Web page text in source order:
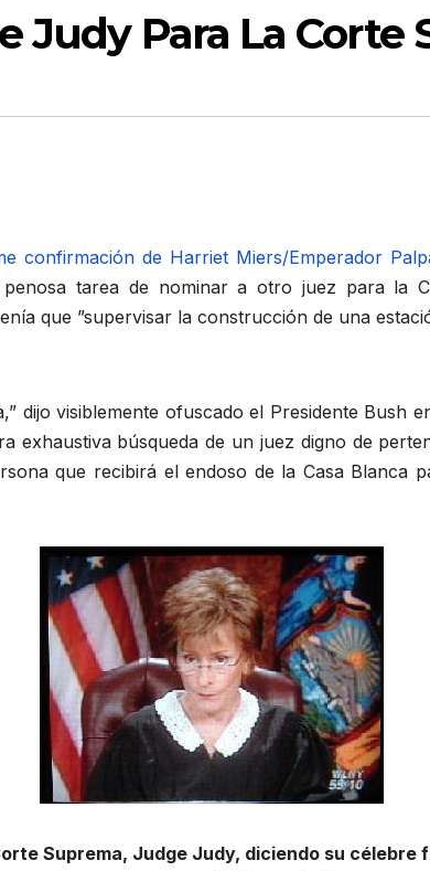
Judy Para La Corte
confirmación de Harriet Miers/Emperador
tarea de nominar a otro juez para la
que ”supervisar la construcción de una
dijo visiblemente ofuscado el Presidente Bush
exhaustiva búsqueda de un juez digno de
que recibirá el endoso de la Casa Blanca
Suprema, Judge Judy, diciendo su